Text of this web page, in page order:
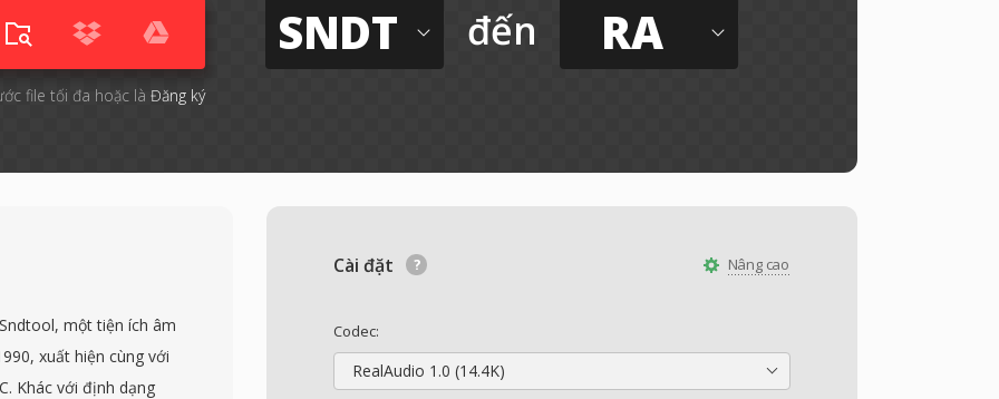
file tối đa hoặc là Đăng ký
SNDT đến RA
Nâng cao
Cài đặt
Codec:
RealAudio 1.0 (14.4K)
một tiện ích âm
xuất hiện cùng với
Khác với định dạng